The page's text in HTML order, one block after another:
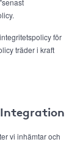
för
träder i kraft
vi inhämtar och